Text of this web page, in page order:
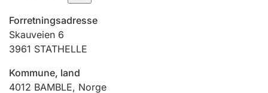
Jeger
Betaling og jegeravgiftskort
Ektepaktrettleiaren
Forretningsadresse
Skauveien 6
3961 STATHELLE
Kommune, land
4012 BAMBLE, Norge